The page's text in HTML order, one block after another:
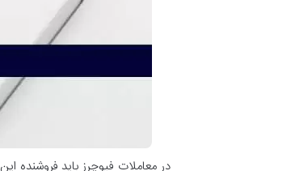
در معاملات فیوچرز باید فروشنده